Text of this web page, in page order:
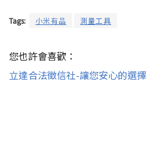
Tags: 小米有品 測量工具
您也許會喜歡：
立達合法徵信社-讓您安心的選擇